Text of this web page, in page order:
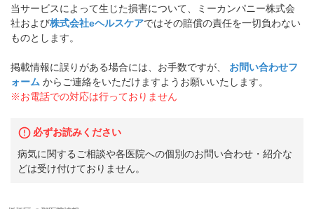
当サービスによって生じた損害について、ミーカンパニー株式会
社および株式会社eヘルスケアではその賠償の責任を一切負わない
ものとします。
掲載情報に誤りがある場合には、お手数ですが、
お問い合わせフ
ォーム からご連絡をいただけますようお願いいたします。
※お電話での対応は行っておりません
必ずお読みください
病気に関するご相談や各医院への個別のお問い合わせ・紹介な
どは受け付けておりません。